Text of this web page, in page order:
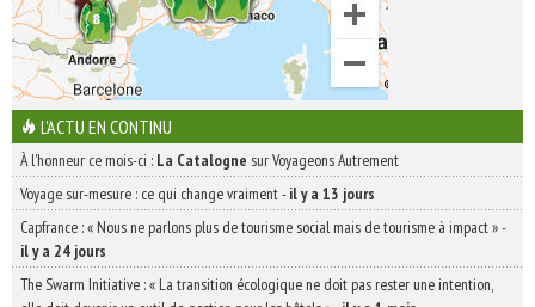
L'ACTU EN CONTINU
À l'honneur ce mois-ci : La Catalogne sur Voyageons Autrement
Voyage sur-mesure : ce qui change vraiment-il y a 13 jours
Capfrance : « Nous ne parlons plus de tourisme social mais de tourisme à impact »-
il y a 24 jours
The Swarm Initiative : « La transition écologique ne doit pas rester une intention,